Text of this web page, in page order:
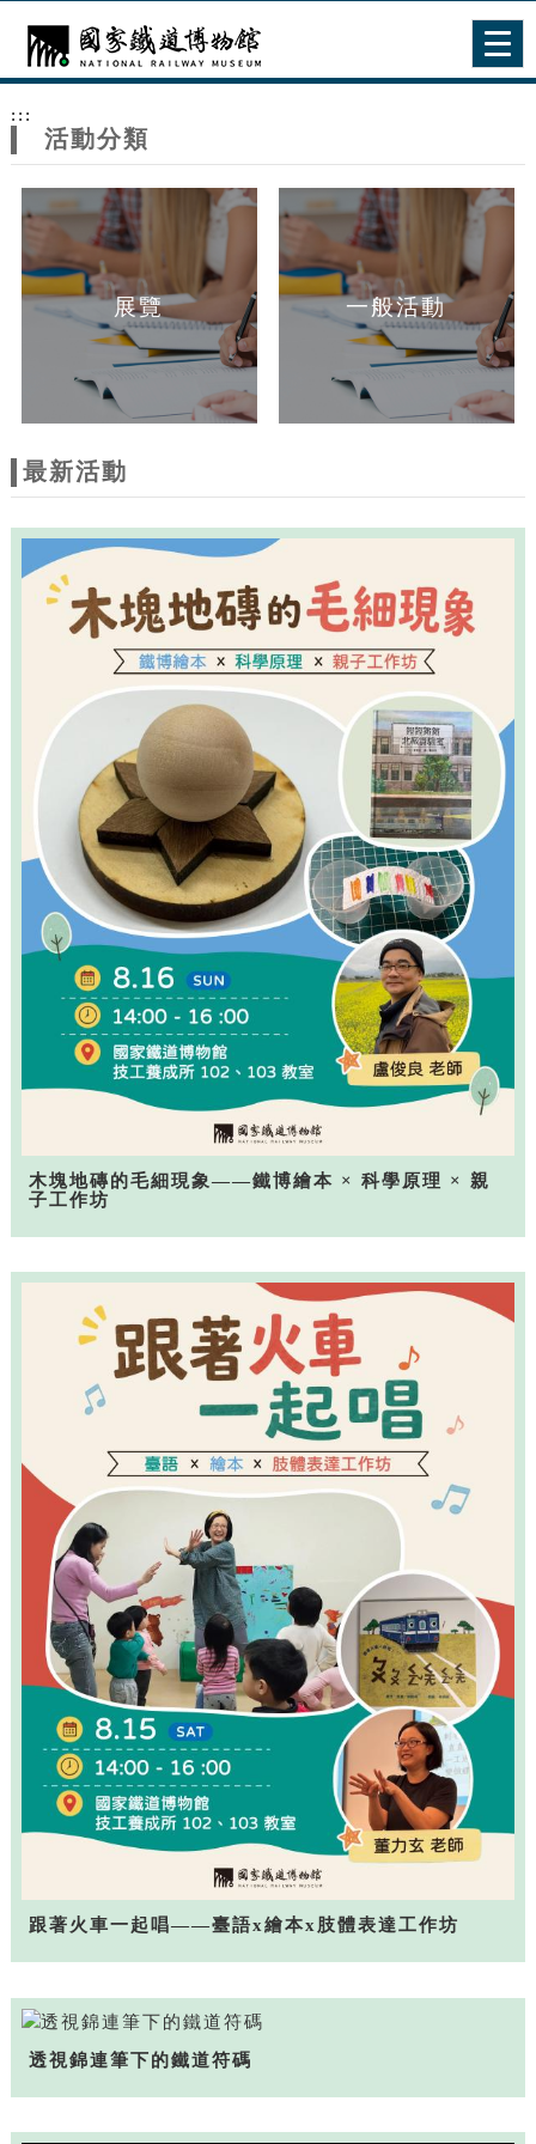
網
站
主
題
:::
活動分類
展覽 一般活動
最新活動
木塊地磚的毛細現象——鐵博繪本 × 科學原理 × 親
子工作坊
跟著火車一起唱——臺語x繪本x肢體表達工作坊
透視錦連筆下的鐵道符碼